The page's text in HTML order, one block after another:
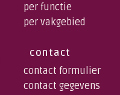
per functie
per vakgebied
contact
contact formulier
contact gegevens